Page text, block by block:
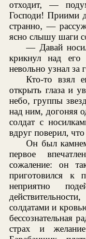
отходит, —
Господи! Приими
странно, —
ясно слышу шаги
— Давай
крикнул над
невольно узнал за
Кто-то взял
открыть глаза и
небо, группы
над ним, догоняя
солдат с
вдруг поверил,
Он был
первое
сожаление: он
приготовился к
неприятно
солдатами и
бессознательная
страх и